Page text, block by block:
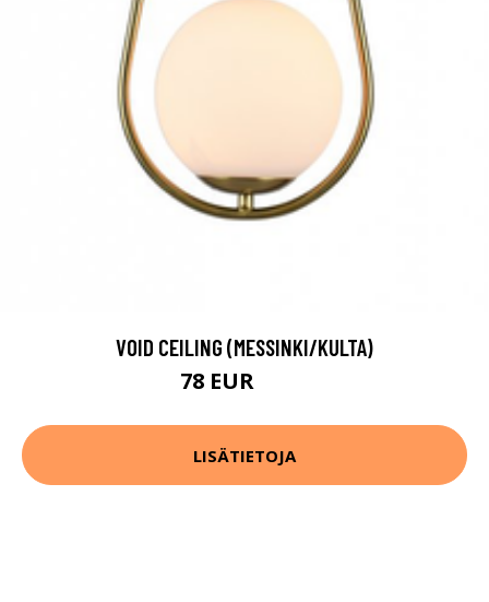
VOID CEILING (MESSINKI/KULTA)
78 EUR
LISÄTIETOJA